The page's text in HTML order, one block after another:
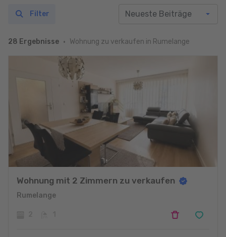
28 Ergebnisse Wohnung zu verkaufen in Rumelange
Filter
Wohnung mit 2 Zimmern zu verkaufen
Rumelange